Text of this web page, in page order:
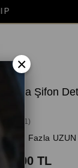
V Yaka Şifon
(3M-3011)
+ Daha Fazla
719,90 TL
×